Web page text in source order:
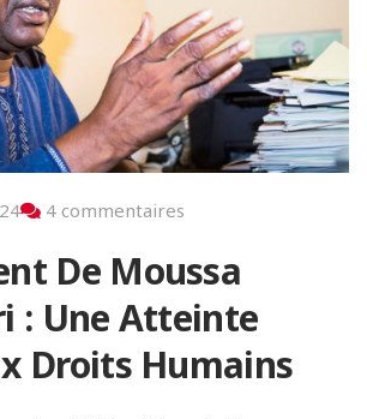
4 commentaires
De Moussa
: Une Atteinte
Droits Humains